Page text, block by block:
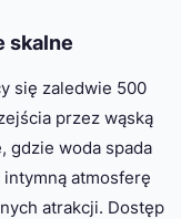
skalne
się zaledwie 500
przez wąską
gdzie woda spada
atmosferę
atrakcji. Dostęp